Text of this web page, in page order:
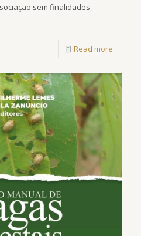
sem finalidades
Read more